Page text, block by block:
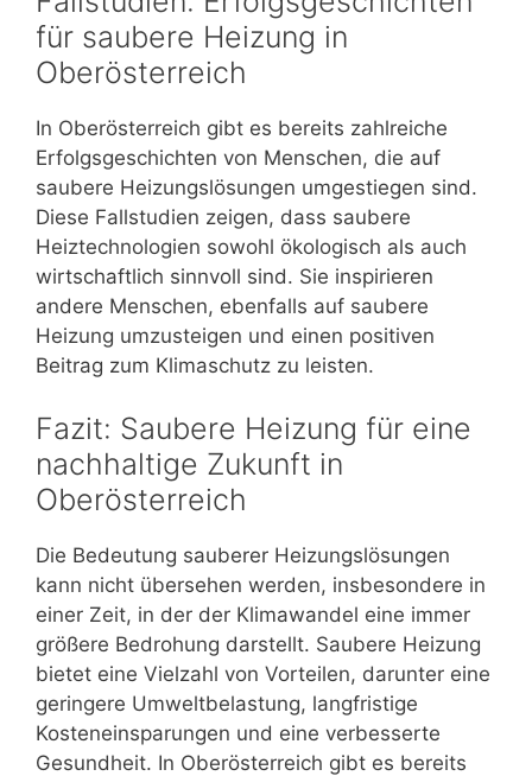
für saubere Heizung in
Oberösterreich
In Oberösterreich gibt es bereits zahlreiche
Erfolgsgeschichten von Menschen, die auf
saubere Heizungslösungen umgestiegen sind.
Diese Fallstudien zeigen, dass saubere
Heiztechnologien sowohl ökologisch als auch
wirtschaftlich sinnvoll sind. Sie inspirieren
andere Menschen, ebenfalls auf saubere
Heizung umzusteigen und einen positiven
Beitrag zum Klimaschutz zu leisten.
Fazit: Saubere Heizung für eine
nachhaltige Zukunft in
Oberösterreich
Die Bedeutung sauberer Heizungslösungen
kann nicht übersehen werden, insbesondere in
einer Zeit, in der der Klimawandel eine immer
größere Bedrohung darstellt. Saubere Heizung
bietet eine Vielzahl von Vorteilen, darunter eine
geringere Umweltbelastung, langfristige
Kosteneinsparungen und eine verbesserte
Gesundheit. In Oberösterreich gibt es bereits